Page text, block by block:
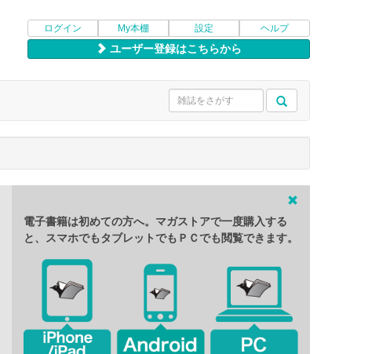
ログイン My本棚 設定 ヘルプ
ユーザー登録はこちらから
電子書籍は初めての方へ。マガストアで一度購入する
と、スマホでもタブレットでもＰＣでも閲覧できます。